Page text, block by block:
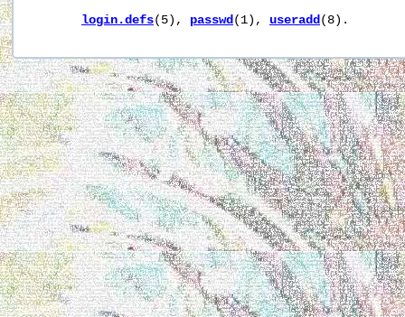
login.defs(5), passwd(1), useradd